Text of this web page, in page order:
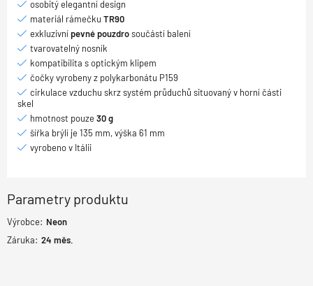
osobitý elegantní design
materiál rámečku TR90
exkluzivnípevné pouzdrosoučástí balení
tvarovatelný nosník
kompatibilita s optickým klipem
čočky vyrobeny z polykarbonátu P159
cirkulace vzduchu skrz systém průduchů situovaný v horní části
skel
hmotnost pouze30 g
šířka brýlí je 135 mm, výška 61 mm
vyrobeno v Itálii
Parametry produktu
Výrobce: Neon
Záruka: 24 měs.